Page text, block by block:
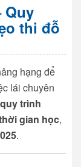
Quy
thi đỗ
hạng để
lái chuyên
quy trình
gian học,
.